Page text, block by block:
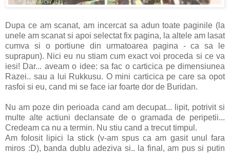
Dupa ce am scanat, am incercat sa adun toate paginile (la
unele am scanat si apoi selectat fix pagina, la altele am lasat
cumva si o portiune din urmatoarea pagina - ca sa le
suprapun). Nici eu nu stiam cum exact voi proceda si ce va
iesi! Dar... aveam o idee: sa fac o carticica pe dimensiunea
Razei.. sau a lui Rukkusu. O mini carticica pe care sa opot
rasfoi si eu, cand mi se face iar foarte dor de Buridan.
Nu am poze din perioada cand am decupat... lipit, potrivit si
multe alte actiuni declansate de o gramada de peripetii...
Credeam ca nu a termin. Nu stiu cand a trecut timpul.
Am folosit lipici la stick (v-am spus ca am gasit unul fara
miros :D), banda dublu adeziva si.. la final, am pus si putin